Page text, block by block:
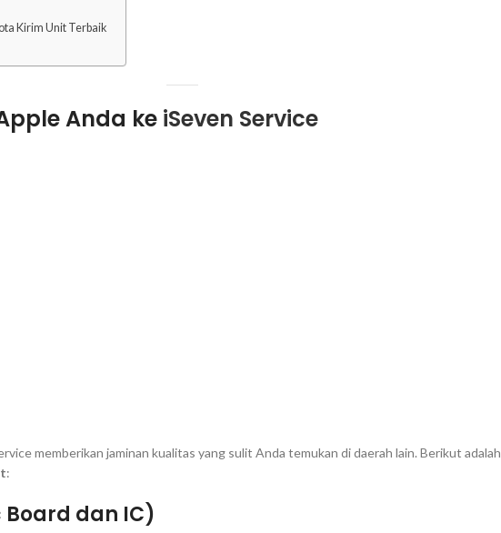
Kirim Unit Terbaik
Anda ke iSeven Service
memberikan jaminan kualitas yang sulit Anda temukan di daerah lain. Berikut adalah
:
Board dan IC)